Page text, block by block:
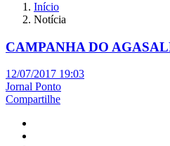
Início
Notícia
CAMPANHA DO
12/07/2017 19:03
Jornal Ponto
Compartilhe